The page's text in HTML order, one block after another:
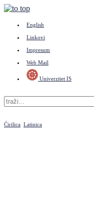
English
Linkovi
Impresum
Web Mail
Univerzitet IS
Ćirilica Latinica